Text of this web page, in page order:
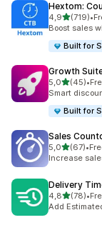
Hextom:
4,9/ 5 tähteä
(719)
719 •
Boost sales
Built for
Growth
5,0/ 5 tähteä
(45)
45 •
Smart
Built for
Sales
5,0/ 5 tähteä
(67)
67 arvostelua
•
Increase
Delivery
4,8/ 5 tähteä
(78)
78 •
Add